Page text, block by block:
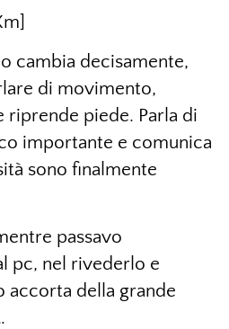
cambia decisamente,
di movimento,
riprende piede. Parla di
importante e comunica
sono finalmente
passavo
pc, nel rivederlo e
accorta della grande